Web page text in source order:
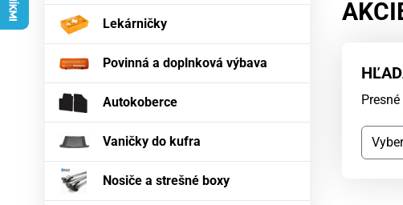
Lekárničky
Povinná a doplnková výbava
Autokoberce
Vaničky do kufra
Nosiče a strešné boxy